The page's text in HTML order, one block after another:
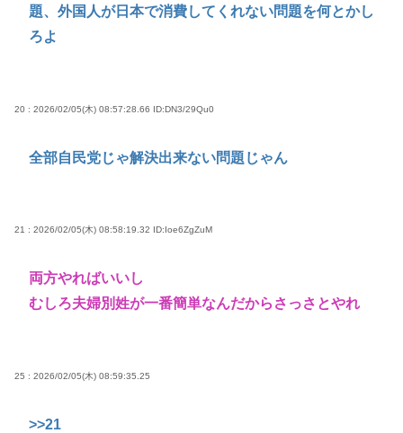
題、外国人が日本で消費してくれない問題を何とかし
ろよ
20 : 2026/02/05(木) 08:57:28.66 ID:DN3/29Qu0
全部自民党じゃ解決出来ない問題じゃん
21 : 2026/02/05(木) 08:58:19.32 ID:Ioe6ZgZuM
両方やればいいし
むしろ夫婦別姓が一番簡単なんだからさっさとやれ
25 : 2026/02/05(木) 08:59:35.25
>>21